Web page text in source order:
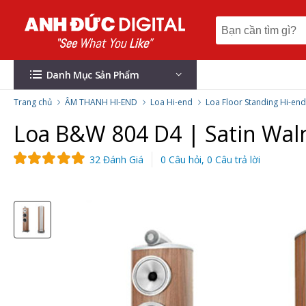
Danh Mục Sản Phẩm
Trang chủ ÂM THANH HI-END Loa Hi-end Loa Floor Standing Hi-end
Loa B&W 804 D4 | Satin
32 Đánh Giá 0 Câu hỏi, 0 Câu trả lời